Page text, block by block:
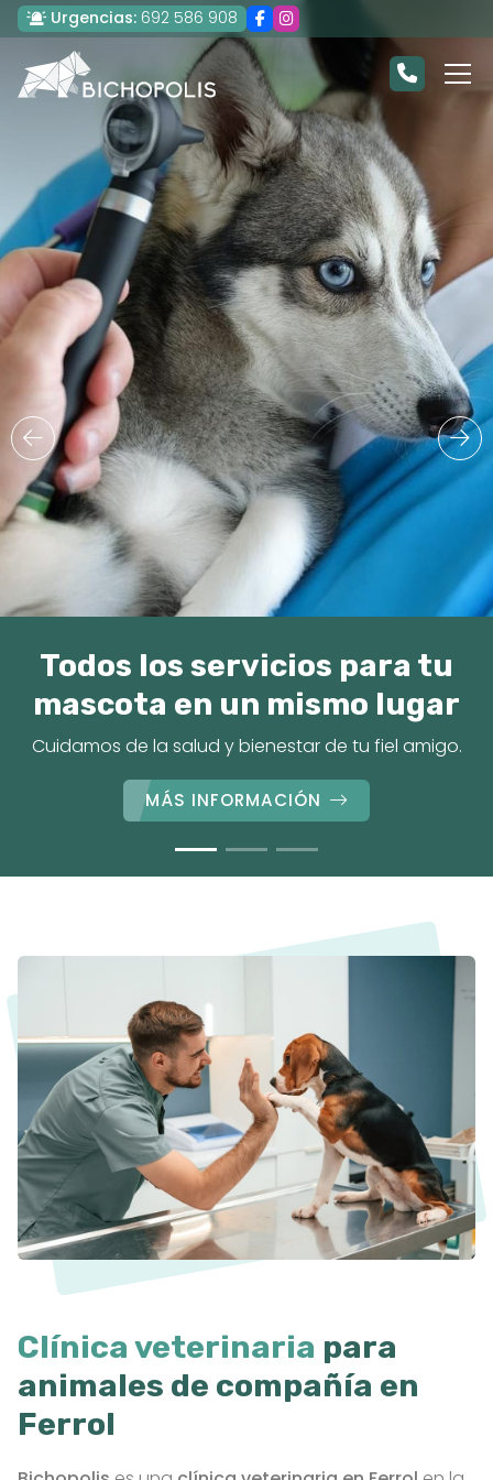
Urgencias: 692 586 908
Todos los servicios para tu
mascota en un mismo lugar
Cuidamos de la salud y bienestar de tu fiel amigo.
MÁS INFORMACIÓN
Clínica veterinaria para
animales de compañía en
Ferrol